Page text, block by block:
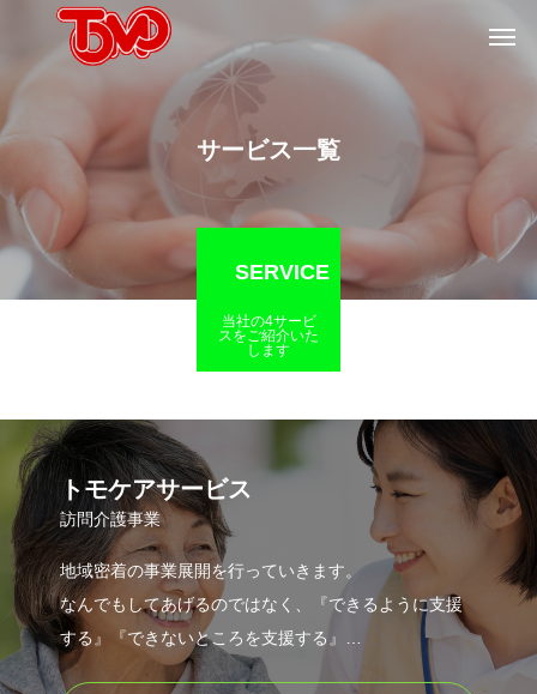
サービス一覧
SERVICE
当社の4サービ
スをご紹介いた
します
トモケアサービス
訪問介護事業
地域密着の事業展開を行っていきます。
なんでもしてあげるのではなく、『できるように支援
する』『できないところを支援する』
出来る限り長く、住み慣れたご自宅で生活できるよ